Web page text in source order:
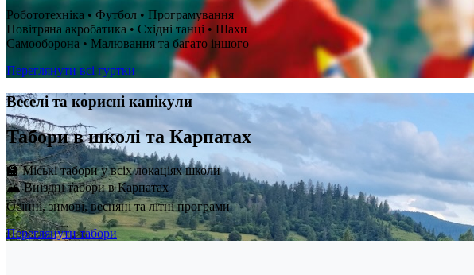
Робототехніка • Футбол • Програмування
Повітряна акробатика • Східні танці • Шахи
Самооборона • Малювання та багато іншого
Переглянути всі гуртки
Веселі та корисні канікули
Табори в школі та Карпатах
🏫 Міські табори у всіх локаціях школи
🏔️ Виїздні табори в Карпатах
Осінні, зимові, весняні та літні програми
Переглянути табори